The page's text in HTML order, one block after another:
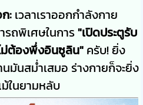
: เวลาเราออกกำลังกาย
รถพิเศษในการ"เปิดประตูรับ
ม่ต้องพึ่งอินซูลิน" ครับ! ยิ่ง
มันสม่ำเสมอ ร่างกายก็จะยิ่ง
ในยามหลับ